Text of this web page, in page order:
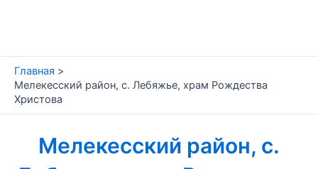
Главная
Мелекесский район, с. Лебяжье, храм Рождества
Христова
Мелекесский район, с.